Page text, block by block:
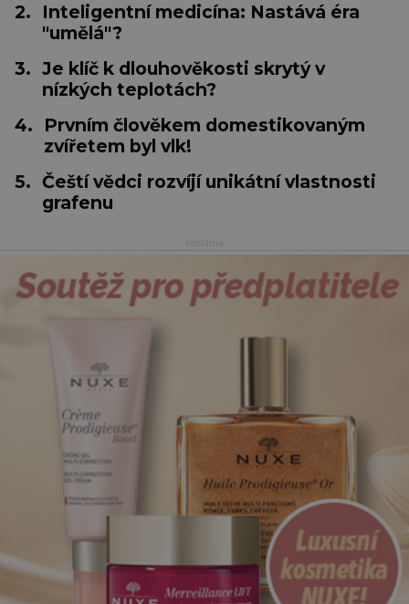
2.
Inteligentní medicína: Nastává éra
"umělá"?
3. Je klíč k dlouhověkosti skrytý v
nízkých teplotách?
4.
Prvním člověkem domestikovaným
zvířetem byl vlk!
5. Čeští vědci rozvíjí unikátní vlastnosti
grafenu